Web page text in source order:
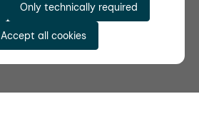
Only technically required
Accept all cookies